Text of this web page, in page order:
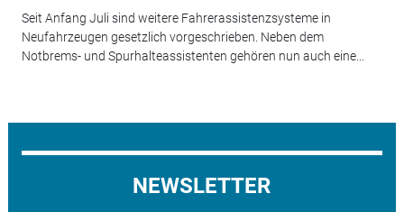
Seit Anfang Juli sind weitere Fahrerassistenzsysteme in
Neufahrzeugen gesetzlich vorgeschrieben. Neben dem
Notbrems- und Spurhalteassistenten gehören nun auch eine...
NEWSLETTER